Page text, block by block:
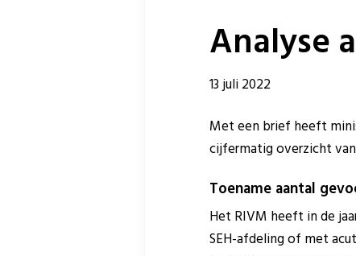
Analyse
13 juli 2022
Met een brief heeft
cijfermatig overzicht
Toename aantal
Het RIVM heeft in de
SEH-afdeling of met